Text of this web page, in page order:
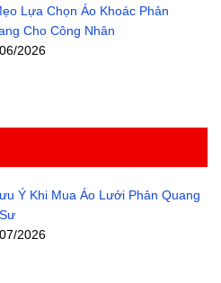
Lựa Chọn Áo Khoác Phản
Cho Công Nhân
2026
Ý Khi Mua Áo Lưới Phản Quang
2026